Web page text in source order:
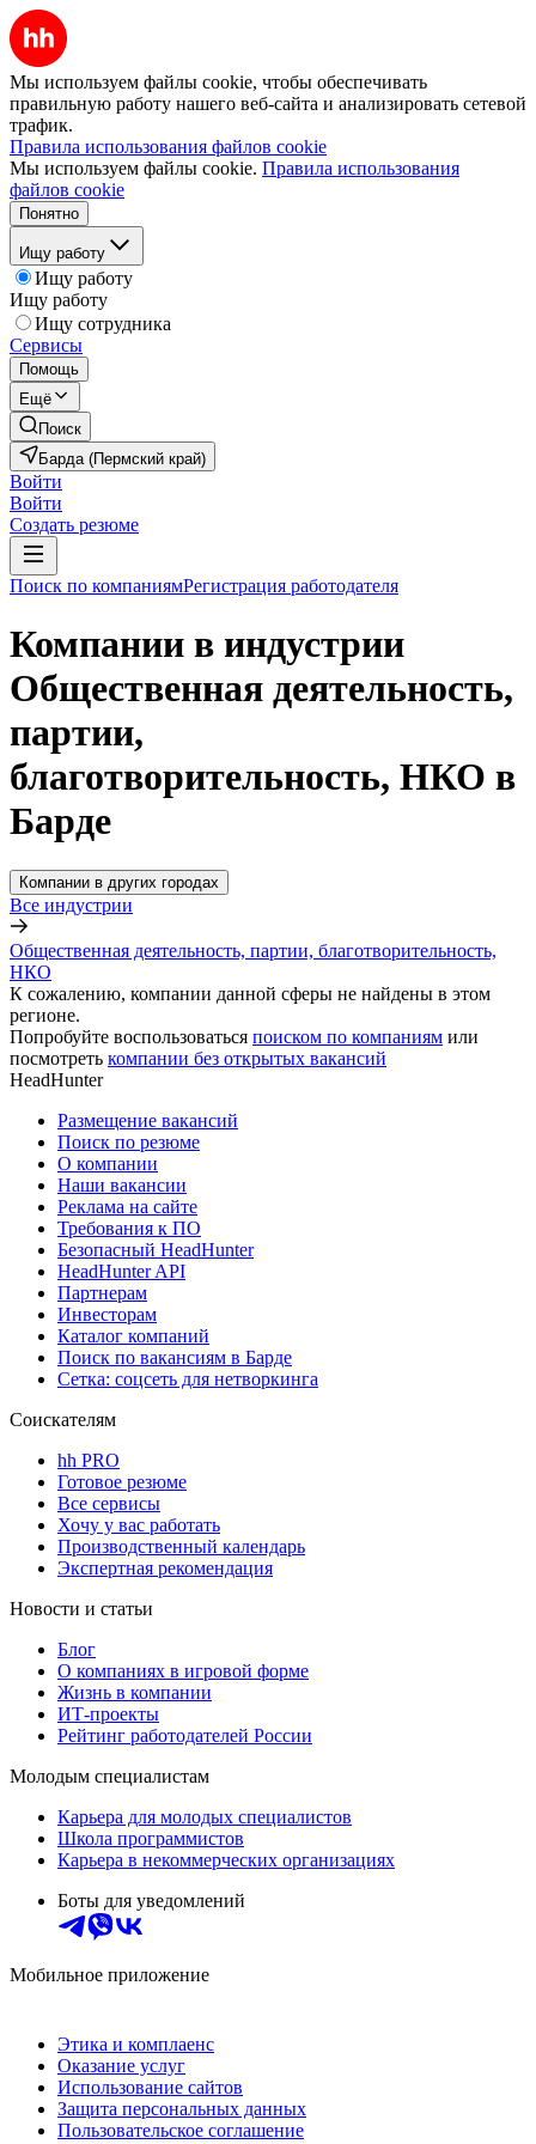
Мы используем файлы cookie, чтобы обеспечивать
правильную работу нашего веб-сайта и анализировать сетевой
трафик.
Правила использования файлов cookie
Мы используем файлы cookie. Правила использования
файлов cookie
Понятно
Ищу работу
Ищу работу
Ищу работу
Ищу сотрудника
Сервисы
Помощь
Ещё
Поиск
Барда (Пермский край)
Войти
Войти
Создать резюме
Поиск по компаниямРегистрация работодателя
Компании в индустрии
Общественная деятельность,
партии,
благотворительность, НКО в
Барде
Компании в других городах
Все индустрии
Общественная деятельность, партии, благотворительность,
НКО
К сожалению, компании данной сферы не найдены в этом
регионе.
Попробуйте воспользоваться поиском по компаниям или
посмотреть компании без открытых вакансий
HeadHunter
Размещение вакансий
Поиск по резюме
О компании
Наши вакансии
Реклама на сайте
Требования к ПО
Безопасный HeadHunter
HeadHunter API
Партнерам
Инвесторам
Каталог компаний
Поиск по вакансиям в Барде
Сетка: соцсеть для нетворкинга
Соискателям
hh PRO
Готовое резюме
Все сервисы
Хочу у вас работать
Производственный календарь
Экспертная рекомендация
Новости и статьи
Блог
О компаниях в игровой форме
Жизнь в компании
ИТ-проекты
Рейтинг работодателей России
Молодым специалистам
Карьера для молодых специалистов
Школа программистов
Карьера в некоммерческих организациях
Боты для уведомлений
Мобильное приложение
Этика и комплаенс
Оказание услуг
Использование сайтов
Защита персональных данных
Пользовательское соглашение